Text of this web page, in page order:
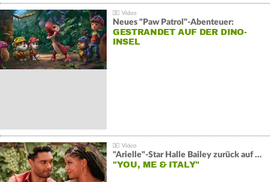
Neues "Paw Patrol"-Abenteuer:
GESTRANDET AUF DER DINO-
INSEL
"Arielle"-Star Halle Bailey zurück auf der Leinwand:
"YOU, ME & ITALY"